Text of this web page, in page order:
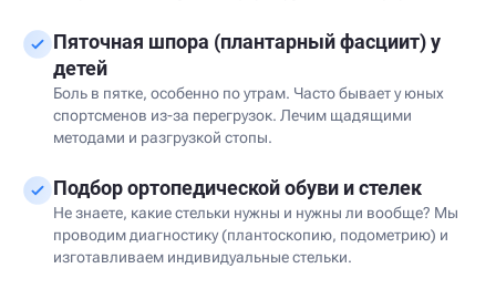
Пяточная шпора (плантарный фасциит) у
детей
Боль в пятке, особенно по утрам. Часто бывает у юных
спортсменов из-за перегрузок. Лечим щадящими
методами и разгрузкой стопы.
Подбор ортопедической обуви и стелек
Не знаете, какие стельки нужны и нужны ли вообще? Мы
проводим диагностику (плантоскопию, подометрию) и
изготавливаем индивидуальные стельки.